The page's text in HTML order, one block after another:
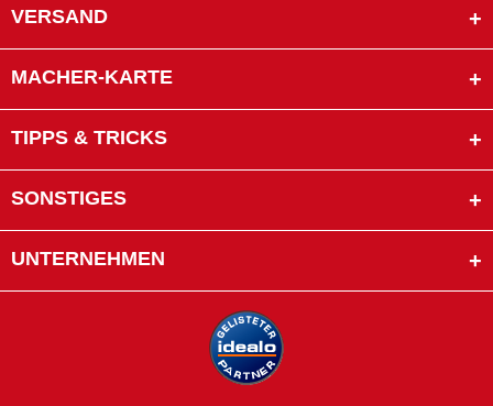
VERSAND
MACHER-KARTE
TIPPS & TRICKS
SONSTIGES
UNTERNEHMEN